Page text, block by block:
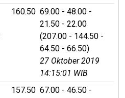
160.50 69.00 - 48.00 -
21.50 - 22.00
(207.00 - 144.50 -
64.50 - 66.50)
27 Oktober 2019
14:15:01 WIB
157.50 67.00 - 46.50 -